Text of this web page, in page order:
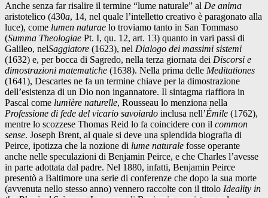
Anche senza far risalire il termine “lume naturale” al De anima
aristotelico (430a, 14, nel quale l’intelletto creativo è paragonato alla
luce), come lumen naturae lo troviamo tanto in San Tommaso
(Summa Theologiae Pt. I, qu. 12, art. 13) quanto in vari passi di
Galileo, nelSaggiatore (1623), nel Dialogo dei massimi sistemi
(1632) e, per bocca di Sagredo, nella terza giornata dei Discorsi e
dimostrazioni matematiche (1638). Nella prima delle Meditationes
(1641), Descartes ne fa un termine chiave per la dimostrazione
dell’esistenza di un Dio non ingannatore. Il sintagma riaffiora in
Pascal come lumière naturelle, Rousseau lo menziona nella
Professione di fede del vicario savoiardo inclusa nell’Émile (1762),
mentre lo scozzese Thomas Reid lo fa coincidere con il common
sense. Joseph Brent, al quale si deve una splendida biografia di
Peirce, ipotizza che la nozione di lume naturale fosse operante
anche nelle speculazioni di Benjamin Peirce, e che Charles l’avesse
in parte adottata dal padre. Nel 1880, infatti, Benjamin Peirce
presentò a Baltimore una serie di conferenze che dopo la sua morte
(avvenuta nello stesso anno) vennero raccolte con il titolo Ideality in